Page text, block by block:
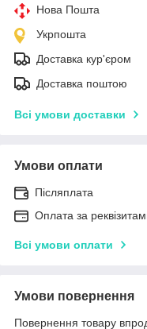
Нова Пошта
Укрпошта
Доставка кур'єром
Доставка поштою
Всі умови доставки
Умови оплати
Післяплата
Оплата за
Всі умови оплати
Умови повернення
Повернення товару